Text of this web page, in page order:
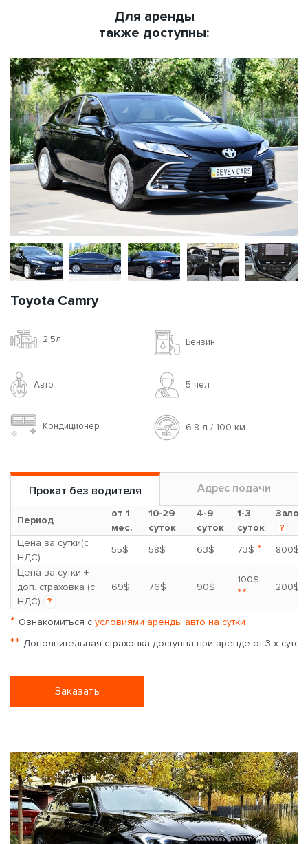
Для аренды
также доступны:
Toyota Camry
2.5л Бензин
Авто 5 чел
Кондиционер 6.8 л / 100 км
Прокат без водителя Адрес подачи
Период
от 1
мес.
10-29
суток
4-9
суток
1-3
суток
Залог
?
Цена за сутки(с
НДС)
55$ 58$ 63$ 73$ *
800$
Цена за сутки +
доп. страховка (с
НДС)
?
69$ 76$ 90$
100$
** 200$
* Ознакомиться с условиями аренды авто на сутки
** Дополнительная страховка доступна при аренде от 3-х суток
Заказать